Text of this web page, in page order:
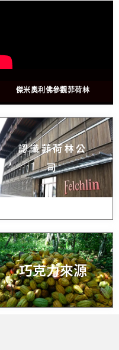
傑米奧利佛參觀菲荷林
認識菲荷林公
司
巧克力來源